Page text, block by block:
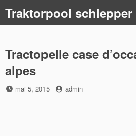
content
Traktorpool schlepper
Tractopelle case
alpes
Posted
mai 5, 2015 by
admin